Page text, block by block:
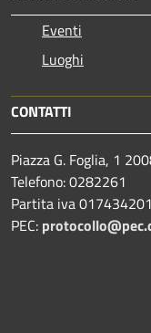
Eventi
Luoghi
CONTATTI
Piazza G. Foglia, 1
Telefono: 0282261
Partita iva
PEC: